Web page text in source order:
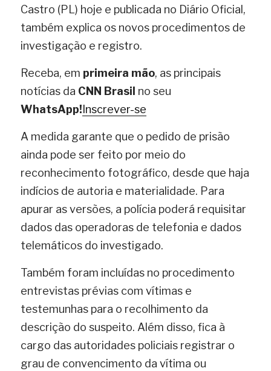
Castro (PL) hoje e publicada no Diário Oficial,
também explica os novos procedimentos de
investigação e registro.
Receba, em primeira mão, as principais
notícias da CNN Brasil
WhatsApp! Inscrever-se
A medida garante que o pedido de prisão
ainda pode ser feito por meio do
reconhecimento fotográfico, desde que haja
indícios de autoria e materialidade. Para
apurar as versões, a polícia poderá requisitar
dados das operadoras de telefonia e dados
telemáticos do investigado.
Também foram incluídas no procedimento
entrevistas prévias com vítimas e
testemunhas para o recolhimento da
descrição do suspeito. Além disso, fica à
cargo das autoridades policiais registrar o
grau de convencimento da vítima ou